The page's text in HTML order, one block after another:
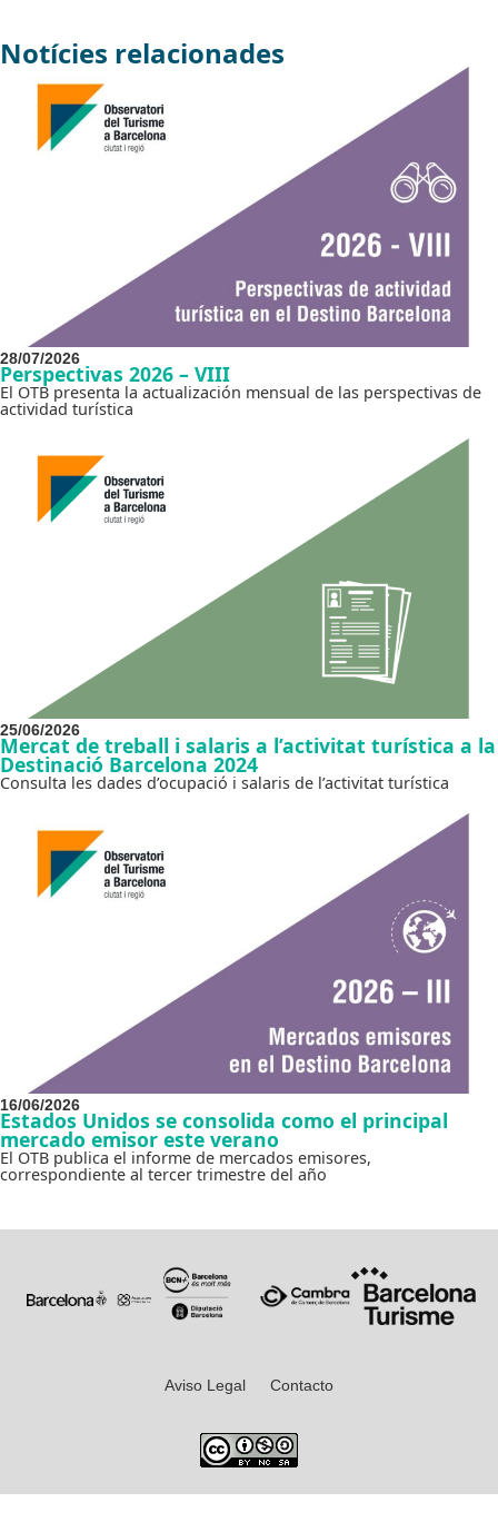
Notícies relacionades
28/07/2026
Perspectivas 2026 – VIII
El OTB presenta la actualización mensual de las perspectivas de
actividad turística
25/06/2026
Mercat de treball i salaris a l’activitat turística a la
Destinació Barcelona 2024
Consulta les dades d’ocupació i salaris de l’activitat turística
16/06/2026
Estados Unidos se consolida como el principal
mercado emisor este verano
El OTB publica el informe de mercados emisores,
correspondiente al tercer trimestre del año
Aviso Legal Contacto